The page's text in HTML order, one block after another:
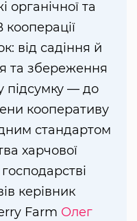
та
кооперації
від садіння й
та збереження
підсумку — до
кооперативу
стандартом
харчової
керівник
Farm Олег